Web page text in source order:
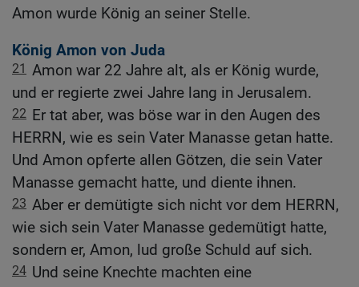
Amon wurde König an seiner Stelle.
König Amon von Juda
21 Amon war 22 Jahre alt, als er König wurde,
und er regierte zwei Jahre lang in Jerusalem.
22 Er tat aber, was böse war in den Augen des
HERRN, wie es sein Vater Manasse getan hatte.
Und Amon opferte allen Götzen, die sein Vater
Manasse gemacht hatte, und diente ihnen.
23 Aber er demütigte sich nicht vor dem HERRN,
wie sich sein Vater Manasse gedemütigt hatte,
sondern er, Amon, lud große Schuld auf sich.
24 Und seine Knechte machten eine